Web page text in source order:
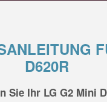
D620R
Sie Ihr LG G2 Mini